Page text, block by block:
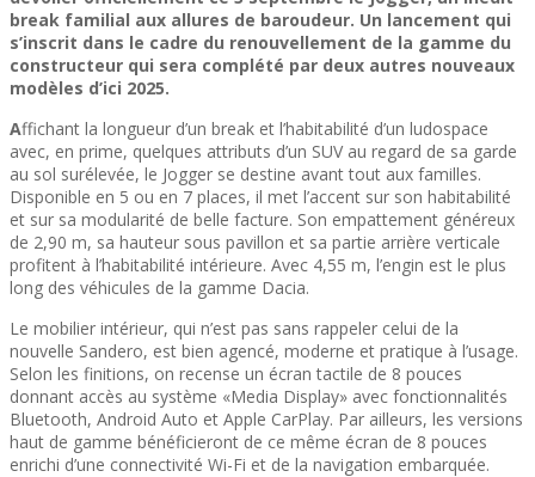
break familial aux allures de baroudeur. Un lancement qui
s’inscrit dans le cadre du renouvellement de la gamme du
constructeur qui sera complété par deux autres nouveaux
modèles d’ici 2025.
Affichant la longueur d’un break et l’habitabilité d’un ludospace
avec, en prime, quelques attributs d’un SUV au regard de sa garde
au sol surélevée, le Jogger se destine avant tout aux familles.
Disponible en 5 ou en 7 places, il met l’accent sur son habitabilité
et sur sa modularité de belle facture. Son empattement généreux
de 2,90 m, sa hauteur sous pavillon et sa partie arrière verticale
profitent à l’habitabilité intérieure. Avec 4,55 m, l’engin est le plus
long des véhicules de la gamme Dacia.
Le mobilier intérieur, qui n’est pas sans rappeler celui de la
nouvelle Sandero, est bien agencé, moderne et pratique à l’usage.
Selon les finitions, on recense un écran tactile de 8 pouces
donnant accès au système «Media Display» avec fonctionnalités
Bluetooth, Android Auto et Apple CarPlay. Par ailleurs, les versions
haut de gamme bénéficieront de ce même écran de 8 pouces
enrichi d’une connectivité Wi-Fi et de la navigation embarquée.